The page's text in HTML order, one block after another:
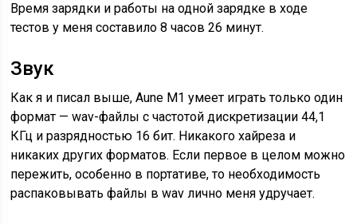
Время зарядки и работы на одной зарядке в ходе
тестов у меня составило 8 часов 26 минут.
Звук
Как я и писал выше, Aune M1 умеет играть только один
формат — wav-файлы с частотой дискретизации 44,1
КГц и разрядностью 16 бит. Никакого хайреза и
никаких других форматов. Если первое в целом можно
пережить, особенно в портативе, то необходимость
распаковывать файлы в wav лично меня удручает.